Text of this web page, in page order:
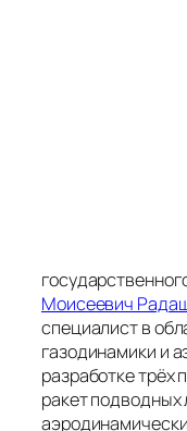
Моисеевич
специалист в
газодинамики и
разработке трёх
ракет